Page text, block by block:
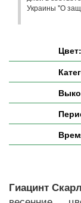
Украины "О
Цвет:
Гиацинт